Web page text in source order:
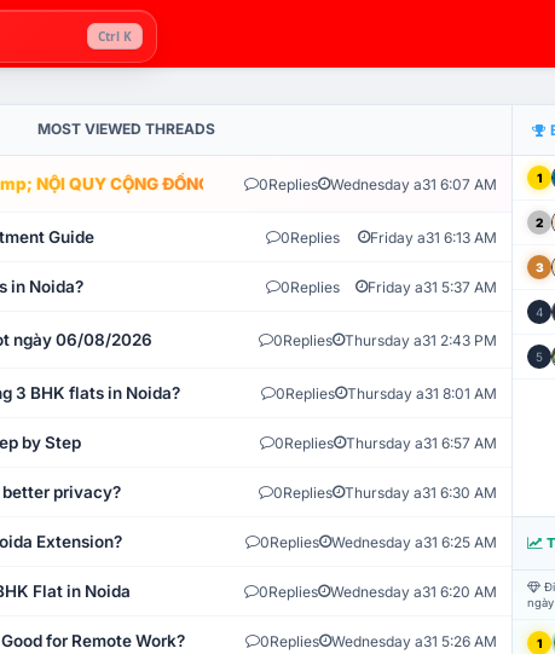
Ctrl K
MOST VIEWED THREADS
NỘI QUY CỘNG ĐỒNG VLIKE.VN: HỆ THỐNG GIÁM SÁT TỰ
0Replies Wednesday a31 6:07 AM
Guide 0Replies Friday a31 6:13 AM
in Noida? 0Replies Friday a31 5:37 AM
ngày 06/08/2026 0Replies Thursday a31 2:43 PM
3 BHK flats in Noida? 0Replies Thursday a31 8:01 AM
by Step 0Replies Thursday a31 6:57 AM
better privacy? 0Replies Thursday a31 6:30 AM
Extension? 0Replies Wednesday a31 6:25 AM
Flat in Noida 0Replies Wednesday a31 6:20 AM
for Remote Work? 0Replies Wednesday a31 5:26 AM
1
2
3
4
5
1